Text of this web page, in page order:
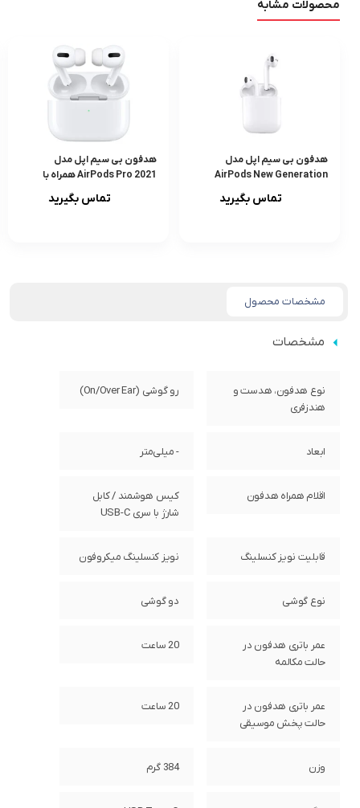
محصولات مشابه
هدفون بی‌ سیم اپل مدل
AirPods New Generation
تماس بگیرید
هدفون بی سیم اپل مدل
AirPods Pro 2021 همراه با
تماس بگیرید
مشخصات محصول
مشخصات
نوع هدفون، هدست و
هندزفری
رو گوشی (On/Over Ear)
ابعاد - میلی‌متر
اقلام همراه هدفون
کیس هوشمند / کابل
شارژ با سری USB-C
قابلیت نویز کنسلینگ نویز کنسلینگ میکروفون
نوع گوشی دو گوشی
عمر باتری هدفون در
حالت مکالمه
20 ساعت
عمر باتری هدفون در
حالت پخش موسیقی
20 ساعت
وزن 384 گرم